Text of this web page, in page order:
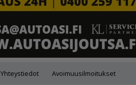
Yhteystiedot Avoimuusilmoitukset